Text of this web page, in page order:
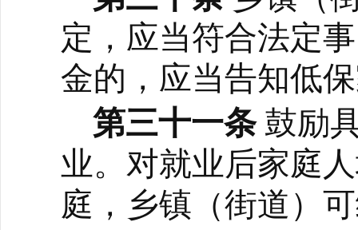
定，应当符合法定
金的，应当告知低
第三十一条 鼓励
业。对就业后家庭
庭，乡镇（街道）